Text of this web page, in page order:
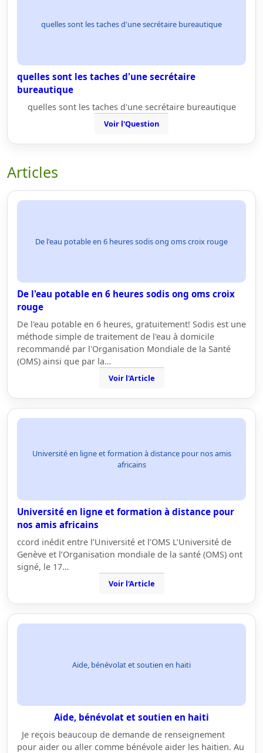
quelles sont les taches d'une secrétaire bureautique
quelles sont les taches d'une secrétaire
bureautique
quelles sont les taches d'une secrétaire bureautique
Voir l'Question
Articles
De l'eau potable en 6 heures sodis ong oms croix rouge
De l'eau potable en 6 heures sodis ong oms croix
rouge
De l'eau potable en 6 heures, gratuitement! Sodis est une
méthode simple de traitement de l'eau à domicile
recommandé par l'Organisation Mondiale de la Santé
(OMS) ainsi que par la…
Voir l'Article
Université en ligne et formation à distance pour nos amis
africains
Université en ligne et formation à distance pour
nos amis africains
ccord inédit entre l’Université et l’OMS L’Université de
Genève et l’Organisation mondiale de la santé (OMS) ont
signé, le 17…
Voir l'Article
Aide, bénévolat et soutien en haiti
Aide, bénévolat et soutien en haiti
Je reçois beaucoup de demande de renseignement
pour aider ou aller comme bénévole aider les haitien. Au